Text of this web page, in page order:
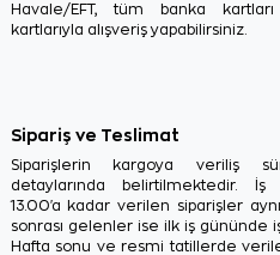
Havale/EFT, tüm banka
kartlarıyla alışveriş yapabilirsiniz.
Sipariş ve Teslimat
Siparişlerin kargoya veriliş
detaylarında belirtilmektedir. İş
13.00'a kadar verilen siparişler
sonrası gelenler ise ilk iş gününde
Hafta sonu ve resmi tatillerde